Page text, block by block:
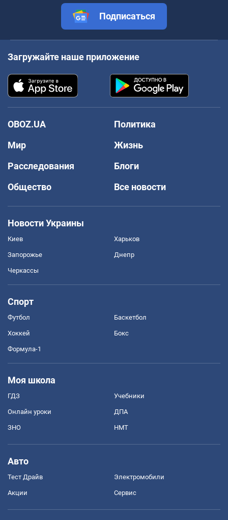
Подписаться
Загружайте наше приложение
OBOZ.UA
Политика
Мир
Жизнь
Расследования
Блоги
Общество
Все новости
Новости Украины
Киев Харьков
Запорожье Днепр
Черкассы
Спорт
Футбол Баскетбол
Хоккей Бокс
Формула-1
Моя школа
ГДЗ Учебники
Онлайн уроки ДПА
ЗНО НМТ
Авто
Тест Драйв Электромобили
Акции Сервис